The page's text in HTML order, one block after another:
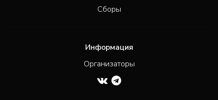
Сборы
Информация
Организаторы